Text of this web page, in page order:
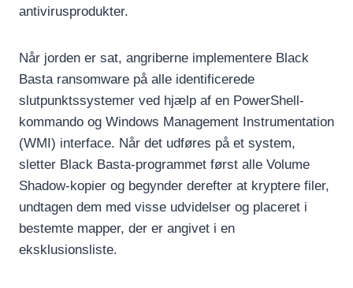
antivirusprodukter.
Når jorden er sat, angriberne implementere Black
Basta ransomware på alle identificerede
slutpunktssystemer ved hjælp af en PowerShell-
kommando og Windows Management Instrumentation
(WMI) interface. Når det udføres på et system,
sletter Black Basta-programmet først alle Volume
Shadow-kopier og begynder derefter at kryptere filer,
undtagen dem med visse udvidelser og placeret i
bestemte mapper, der er angivet i en
eksklusionsliste.